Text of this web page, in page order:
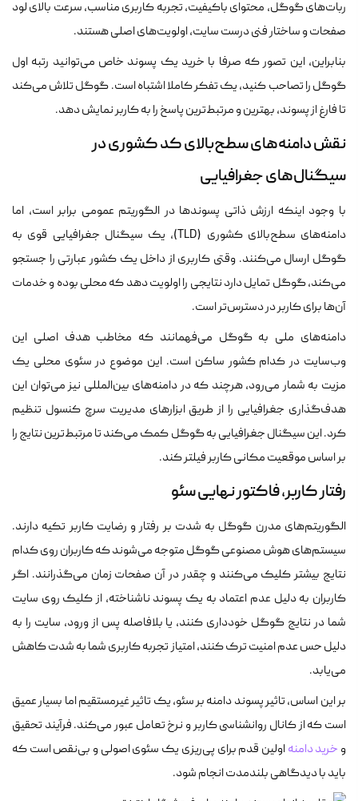
ربات‌های گوگل، محتوای باکیفیت، تجربه کاربری مناسب، سرعت بالای لود
صفحات و ساختار فنی درست سایت، اولویت‌های اصلی هستند.
بنابراین، این تصور که صرفا با خرید یک پسوند خاص می‌توانید رتبه اول
گوگل را تصاحب کنید، یک تفکر کاملا اشتباه است. گوگل تلاش می‌کند
تا فارغ از پسوند، بهترین و مرتبط‌ترین پاسخ را به کاربر نمایش دهد.
نقش دامنه‌های سطح‌بالای کد کشوری در
سیگنال‌های جغرافیایی
با وجود اینکه ارزش ذاتی پسوندها در الگوریتم عمومی برابر است، اما
دامنه‌های سطح‌بالای کشوری (TLD)، یک سیگنال جغرافیایی قوی به
گوگل ارسال می‌کنند. وقتی کاربری از داخل یک کشور عبارتی را جستجو
می‌کند، گوگل تمایل دارد نتایجی را اولویت دهد که محلی بوده و خدمات
آن‌ها برای کاربر در دسترس‌تر است.
دامنه‌های ملی به گوگل می‌فهمانند که مخاطب هدف اصلی این
وب‌سایت در کدام کشور ساکن است. این موضوع در سئوی محلی یک
مزیت به شمار می‌رود، هرچند که در دامنه‌های بین‌المللی نیز می‌توان این
هدف‌گذاری جغرافیایی را از طریق ابزارهای مدیریت سرچ کنسول تنظیم
کرد. این سیگنال جغرافیایی به گوگل کمک می‌کند تا مرتبط‌ترین نتایج را
بر اساس موقعیت مکانی کاربر فیلتر کند.
رفتار کاربر، فاکتور نهایی سئو
الگوریتم‌های مدرن گوگل به شدت بر رفتار و رضایت کاربر تکیه دارند.
سیستم‌های هوش مصنوعی گوگل متوجه می‌شوند که کاربران روی کدام
نتایج بیشتر کلیک می‌کنند و چقدر در آن صفحات زمان می‌گذرانند. اگر
کاربران به دلیل عدم اعتماد به یک پسوند ناشناخته، از کلیک روی سایت
شما در نتایج گوگل خودداری کنند، یا بلافاصله پس از ورود، سایت را به
دلیل حس عدم امنیت ترک کنند، امتیاز تجربه کاربری شما به شدت کاهش
می‌یابد.
بر این اساس، تاثیر پسوند دامنه بر سئو، یک تاثیر غیرمستقیم اما بسیار عمیق
است که از کانال روانشناسی کاربر و نرخ تعامل عبور می‌کند. فرآیند تحقیق
و خرید دامنهاولین قدم برای پی‌ریزی یک سئوی اصولی و بی‌نقص است که
باید با دیدگاهی بلندمدت انجام شود.